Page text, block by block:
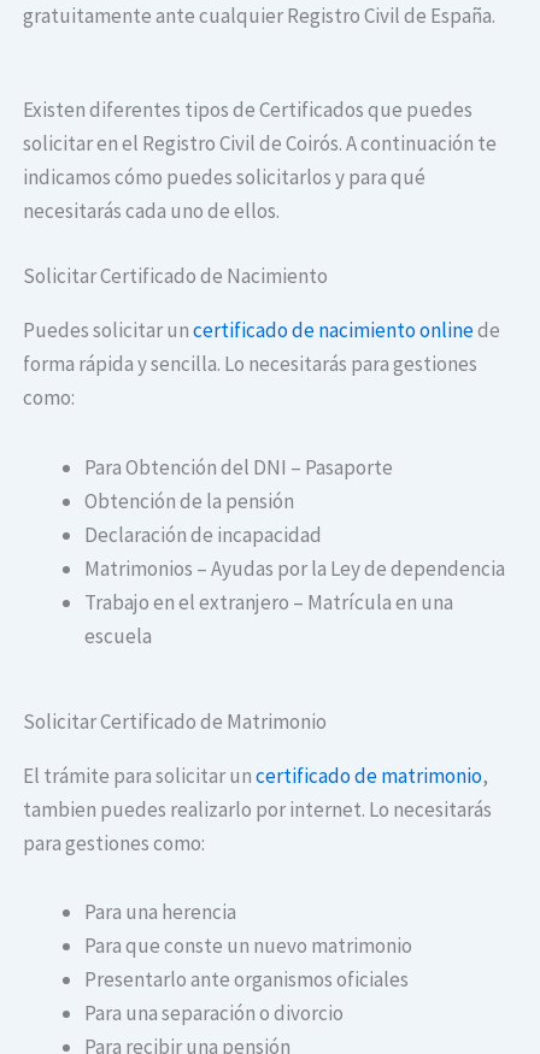
gratuitamente ante cualquier Registro Civil de España.
Existen diferentes tipos de Certificados que puedes
solicitar en el Registro Civil de Coirós. A continuación te
indicamos cómo puedes solicitarlos y para qué
necesitarás cada uno de ellos.
Solicitar Certificado de Nacimiento
Puedes solicitar uncertificado de nacimiento onlinede
forma rápida y sencilla. Lo necesitarás para gestiones
como:
Para Obtención del DNI – Pasaporte
Obtención de la pensión
Declaración de incapacidad
Matrimonios – Ayudas por la Ley de dependencia
Trabajo en el extranjero – Matrícula en una
escuela
Solicitar Certificado de Matrimonio
El trámite para solicitar uncertificado de matrimonio,
tambien puedes realizarlo por internet. Lo necesitarás
para gestiones como:
Para una herencia
Para que conste un nuevo matrimonio
Presentarlo ante organismos oficiales
Para una separación o divorcio
Para recibir una pensión